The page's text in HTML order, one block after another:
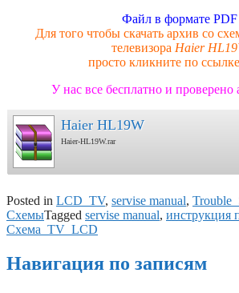
Файл в формате PDF
Для того чтобы скачать архив со
телевизора Haier
просто кликните по
У нас все бесплатно и проверено
Haier HL19W
Haier-HL19W.rar
Posted in LCD_TV, servise manual,
СхемыTagged servise manual, инструкция
Схема_TV_LCD
Навигация по записям